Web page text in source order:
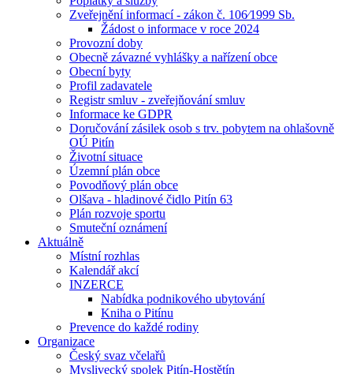
Zveřejnění informací - zákon č. 106⁄1999 Sb.
Žádost o informace v roce 2024
Provozní doby
Obecně závazné vyhlášky a nařízení obce
Obecní byty
Profil zadavatele
Registr smluv - zveřejňování smluv
Informace ke GDPR
Doručování zásilek osob s trv. pobytem na ohlašovně
OÚ Pitín
Životní situace
Územní plán obce
Povodňový plán obce
Olšava - hladinové čidlo Pitín 63
Plán rozvoje sportu
Smuteční oznámení
Aktuálně
Místní rozhlas
Kalendář akcí
INZERCE
Nabídka podnikového ubytování
Kniha o Pitínu
Prevence do každé rodiny
Organizace
Český svaz včelařů
Myslivecký spolek Pitín-Hostětín